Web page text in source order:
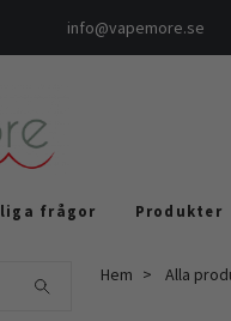
info@vapemore.se
frågor Produkter
Hem Alla